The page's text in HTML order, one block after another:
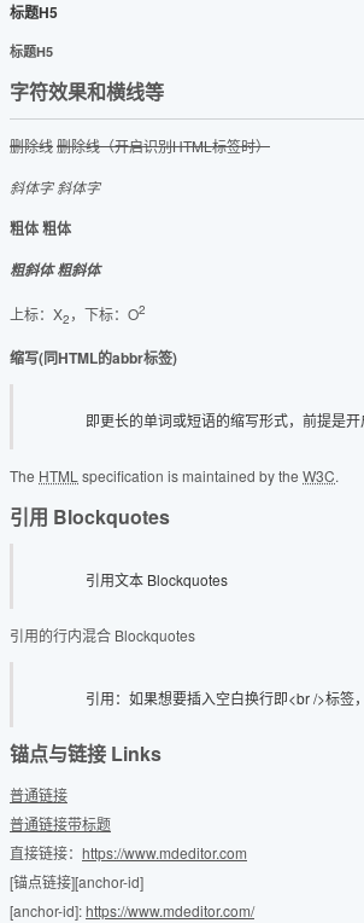
标题H5
标题H5
字符效果和横线等
删除线删除线（开启识别HTML标签时）
斜体字 斜体字
粗体粗体
粗斜体 粗斜体
上标：X2 ，下标：O2
缩写(同HTML的abbr标签)
即更长的单词或短语的缩写形式，前提是
The HTML specification is maintained by the W3C.
引用 Blockquotes
引用文本 Blockquotes
引用的行内混合 Blockquotes
引用：如果想要插入空白换行即<br />标签
锚点与链接 Links
普通链接
普通链接带标题
直接链接： https://www.mdeditor.com
[锚点链接][anchor-id]
[anchor-id]:https://www.mdeditor.com/